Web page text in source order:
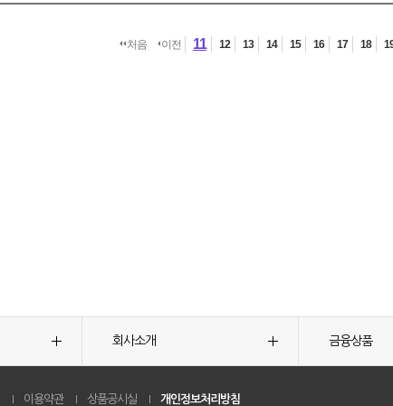
처음 이전 11 12 13 14 15 16 17 18
회사소개 금융상품
이용약관 상품공시실 개인정보처리방침